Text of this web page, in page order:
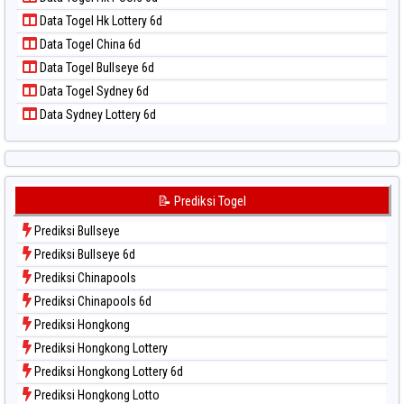
Data Togel Nagoya
Data Togel North Carolina Day
Data Togel Pcso
Data Togel Sao Paulo
Data Togel Singapore
Data Togel Sydney
Data Togel Sydney Lottery
Data Togel Sydney Lottery 6d
Data Togel Sydney Lotto
Data Togel Sydney Pools 6d
Data Togel Taipei
Data Togel Taiwan
Data Togel Hk Lottery 6d
Data Togel China 6d
Data Togel Bullseye 6d
Data Togel Sydney 6d
Data Sydney Lottery 6d
📝 Prediksi Togel
Prediksi Bullseye
Prediksi Bullseye 6d
Prediksi Chinapools
Prediksi Chinapools 6d
Prediksi Hongkong
Prediksi Hongkong Lottery
Prediksi Hongkong Lottery 6d
Prediksi Hongkong Lotto